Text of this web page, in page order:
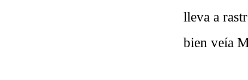
lleva a
bien veía